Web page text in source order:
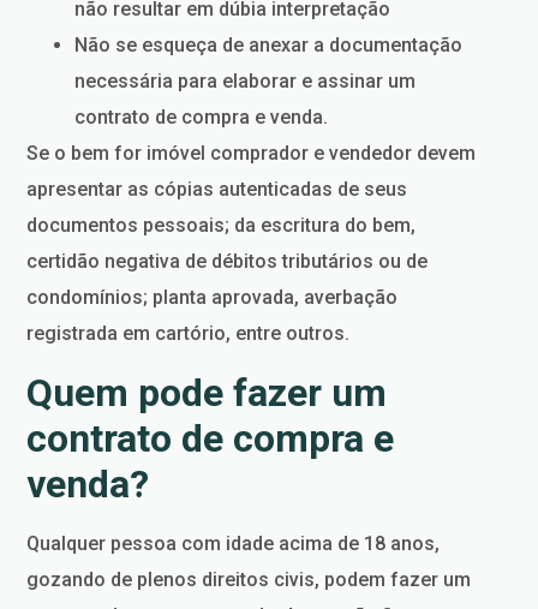
não resultar em dúbia interpretação
Não se esqueça de anexar a documentação
necessária para elaborar e assinar um
contrato de compra e venda.
Se o bem for imóvel comprador e vendedor devem
apresentar as cópias autenticadas de seus
documentos pessoais; da escritura do bem,
certidão negativa de débitos tributários ou de
condomínios; planta aprovada, averbação
registrada em cartório, entre outros.
Quem pode fazer um
contrato de compra e
venda?
Qualquer pessoa com idade acima de 18 anos,
gozando de plenos direitos civis, podem fazer um